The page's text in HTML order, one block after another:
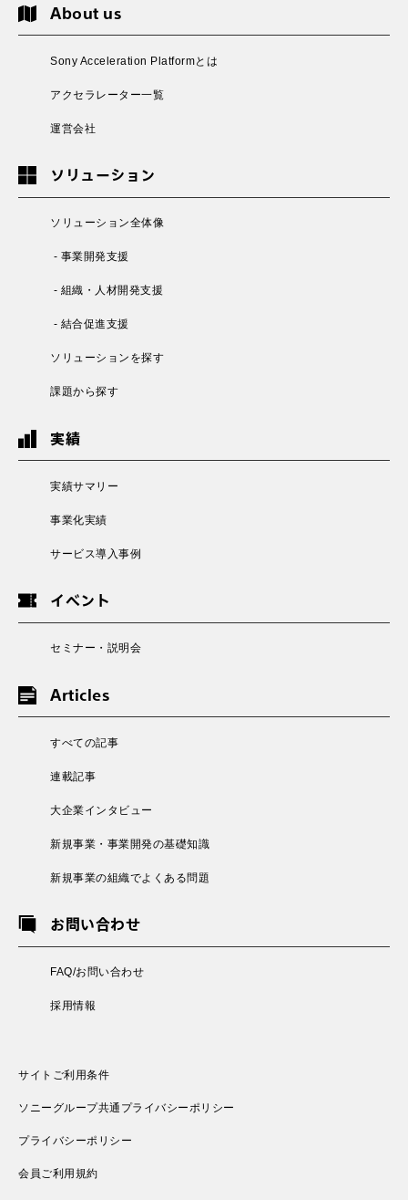
About us
Sony Acceleration Platformとは
アクセラレーター一覧
運営会社
ソリューション
ソリューション全体像
- 事業開発支援
- 組織・人材開発支援
- 結合促進支援
ソリューションを探す
課題から探す
実績
実績サマリー
事業化実績
サービス導入事例
イベント
セミナー・説明会
Articles
すべての記事
連載記事
大企業インタビュー
新規事業・事業開発の基礎知識
新規事業の組織でよくある問題
お問い合わせ
FAQ/お問い合わせ
採用情報
サイトご利用条件
ソニーグループ共通プライバシーポリシー
プライバシーポリシー
会員ご利用規約